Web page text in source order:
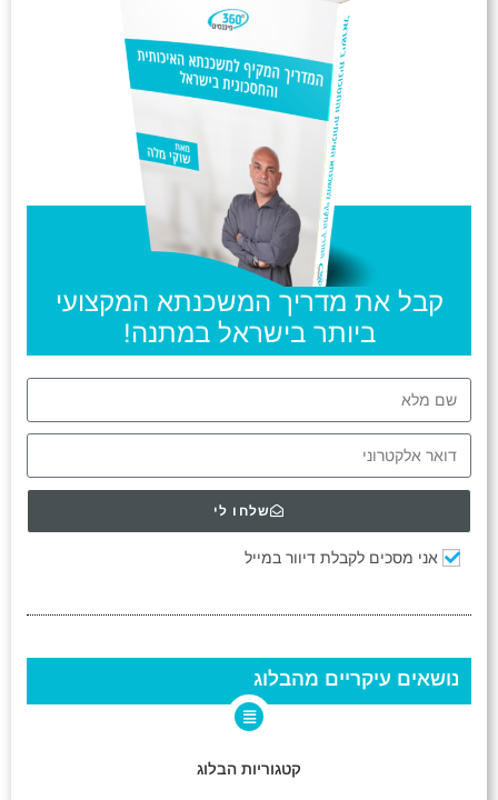
קבל את מדריך המשכנתא המקצועי
ביותר בישראל במתנה!
אני מסכים לקבלת דיוור במייל
שלחו לי
נושאים עיקריים מהבלוג
קטגוריות הבלוג